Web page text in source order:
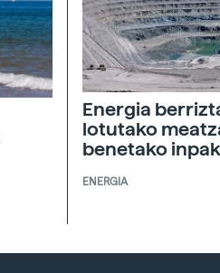
Energia
lotutako
benetako
ENERGIA